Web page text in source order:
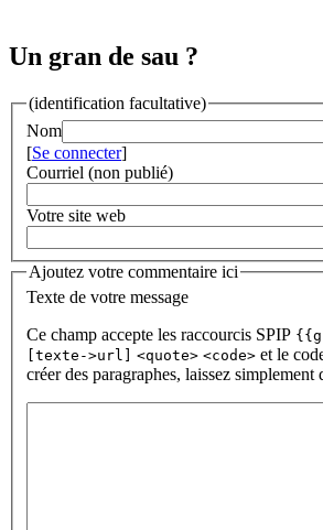
Un gran de sau ?
(identification facultative)
Nom
[Se connecter]
Courriel (non publié)
Votre site web
Ajoutez votre commentaire ici
Texte de votre message
Ce champ accepte les raccourcis SPIP
[texte->url]
<quote> <code> et le
créer des paragraphes, laissez simplement